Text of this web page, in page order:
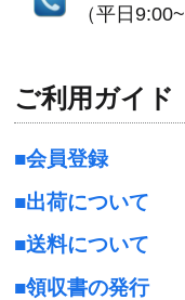
（平日
ご利用ガイド
会員登録
出荷について
送料について
領収書の発行